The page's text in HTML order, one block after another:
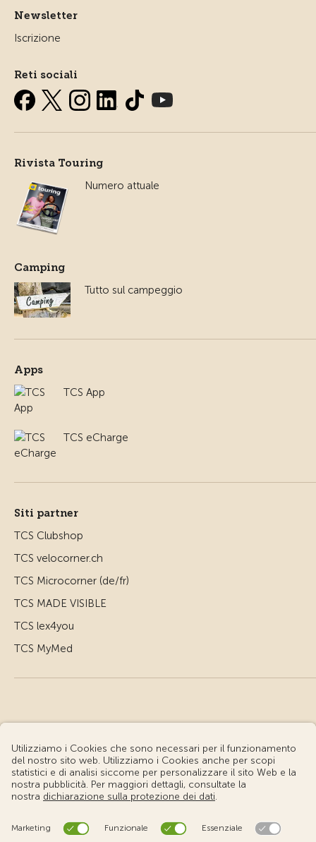
Newsletter
Iscrizione
Reti sociali
Rivista Touring
Numero attuale
Camping
Tutto sul campeggio
Apps
TCS App
TCS eCharge
Siti partner
TCS Clubshop
TCS velocorner.ch
TCS Microcorner (de/fr)
TCS MADE VISIBLE
TCS lex4you
TCS MyMed
© Touring Club Svizzero
Condizioni d'uso – Informazioni giuridiche